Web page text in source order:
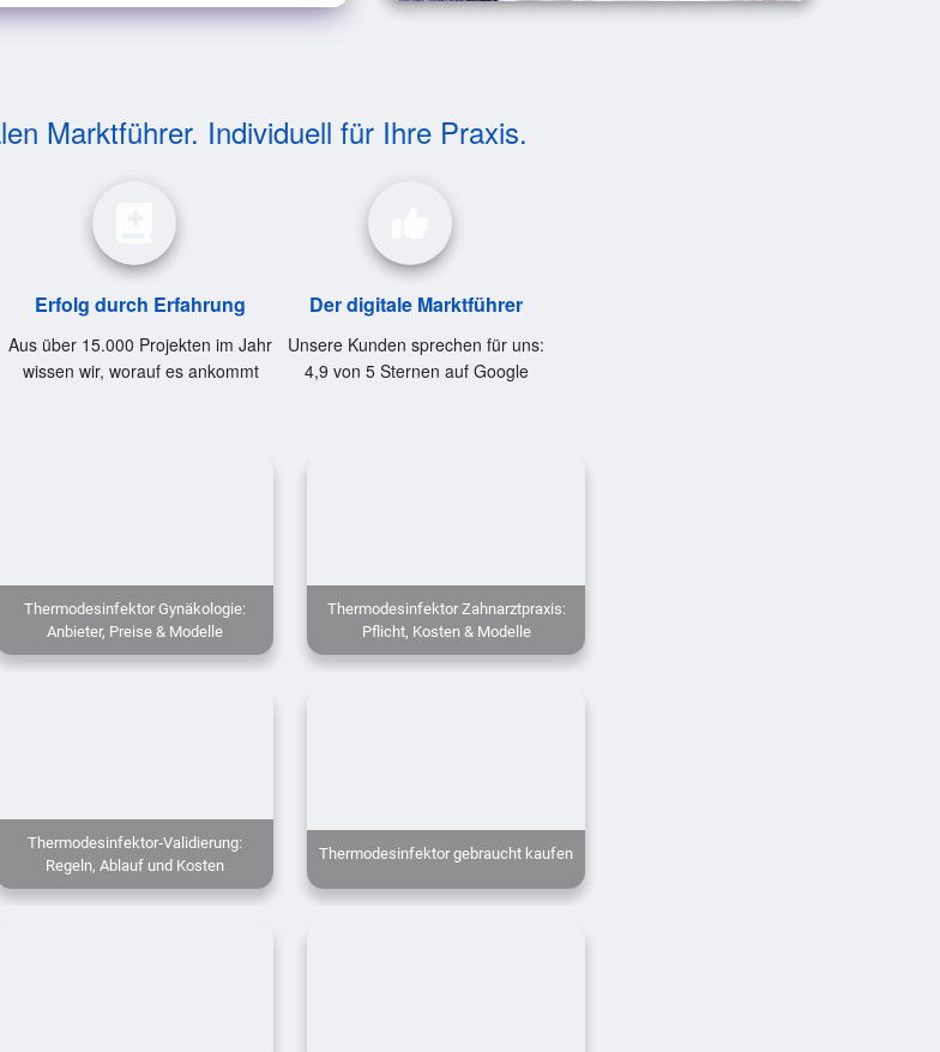
Marktführer. Individuell für Ihre Praxis.
Erfolg durch Erfahrung
Aus über 15.000 Projekten im Jahr
wissen wir, worauf es ankommt
Der digitale Marktführer
Unsere Kunden sprechen für uns:
4,9 von 5 Sternen auf Google
Thermodesinfektor Gynäkologie:
Anbieter, Preise & Modelle
Thermodesinfektor Zahnarztpraxis:
Pflicht, Kosten & Modelle
Thermodesinfektor‑Validierung:
Regeln, Ablauf und Kosten
Thermodesinfektor gebraucht kaufen